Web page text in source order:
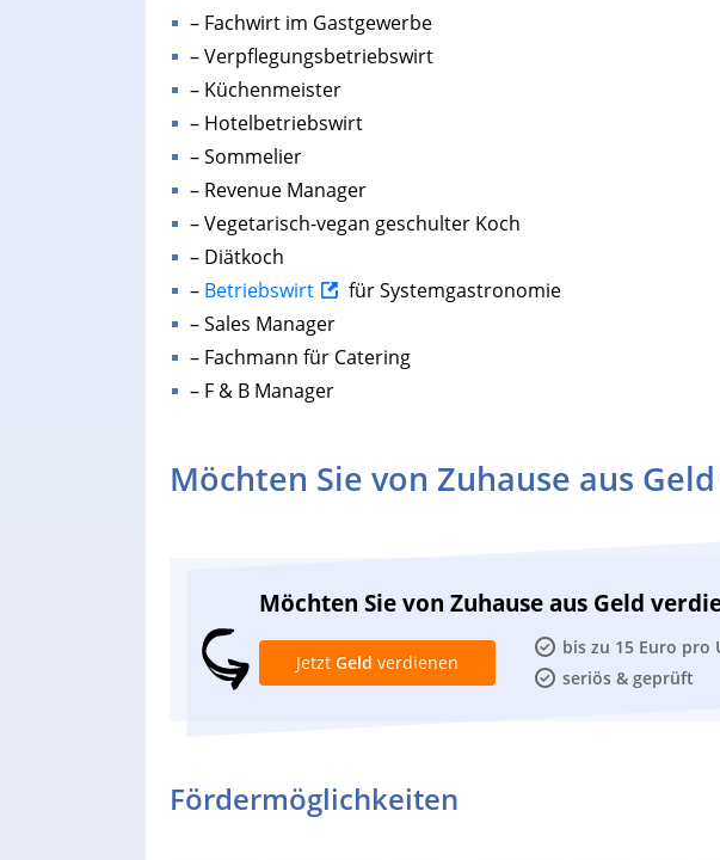
– Fachwirt im Gastgewerbe
– Verpflegungsbetriebswirt
– Küchenmeister
– Hotelbetriebswirt
– Sommelier
– Revenue Manager
– Vegetarisch-vegan geschulter Koch
– Diätkoch
– Betriebswirt
für Systemgastronomie
– Sales Manager
– Fachmann für Catering
– F & B Manager
Möchten Sie von Zuhause aus
Möchten Sie von Zuhause aus Geld
bis zu 15 Euro pro
seriös & geprüft
Jetzt Geld verdienen
Fördermöglichkeiten
Geld